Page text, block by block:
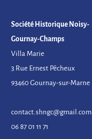
Société Historique Noisy-
Gournay-Champs
Villa Marie
3 Rue Ernest Pêcheux
93460 Gournay-sur-Marne
contact.shngc@gmail.com
06 87 01 11 71